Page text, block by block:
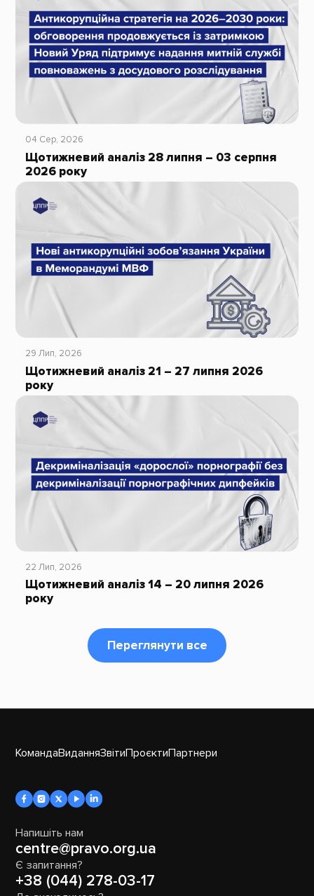
04 Сер, 2026
Щотижневий аналіз 28 липня – 03 серпня
2026 року
29 Лип, 2026
Щотижневий аналіз 21 – 27 липня 2026
року
22 Лип, 2026
Щотижневий аналіз 14 – 20 липня 2026
року
Переглянути все
КомандаВиданняЗвітиПроєктиПартнери
Напишіть нам
centre@pravo.org.ua
Є запитання?
+38 (044) 278-03-17